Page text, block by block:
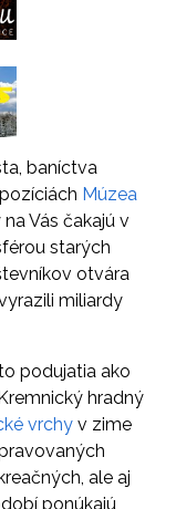
baníctva
Múzea
Vás čakajú v
starých
otvára
miliardy
podujatia ako
hradný
vrchy v zime
ale aj
ponúkajú